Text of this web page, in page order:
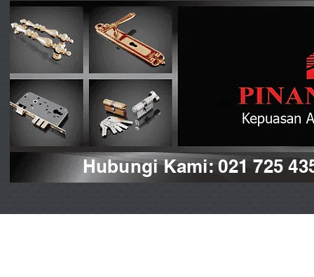
Hubungi Kami: 021 725